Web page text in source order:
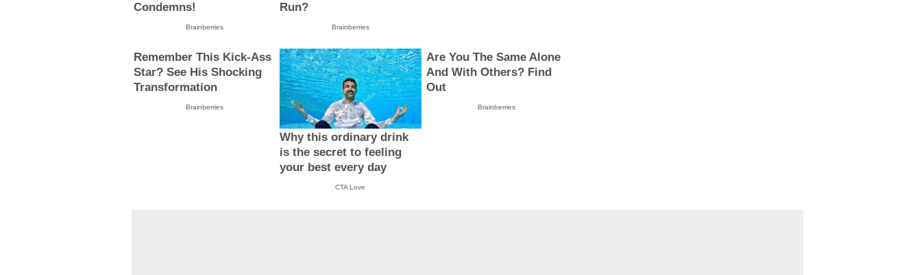
Condemns!
Brainberries
Run?
Brainberries
Remember This Kick-Ass
Star? See His Shocking
Transformation
Brainberries
Why this ordinary drink
is the secret to feeling
your best every day
CTA Love
Are You The Same Alone
And With Others? Find
Out
Brainberries